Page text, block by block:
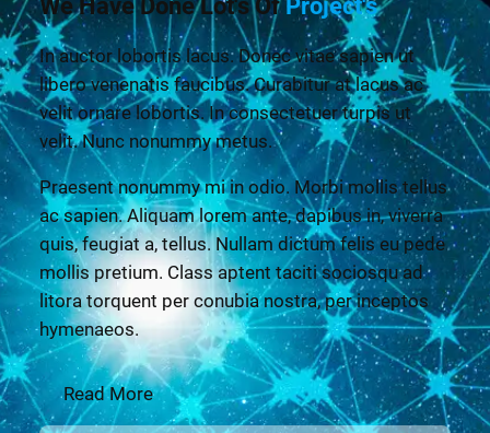
We Have Done Lot's OfProject's
In auctor lobortis lacus. Donec vitae sapien ut
libero venenatis faucibus. Curabitur at lacus ac
velit ornare lobortis. In consectetuer turpis ut
velit. Nunc nonummy metus.
Praesent nonummy mi in odio. Morbi mollis tellus
ac sapien. Aliquam lorem ante, dapibus in, viverra
quis, feugiat a, tellus. Nullam dictum felis eu pede
mollis pretium. Class aptent taciti sociosqu ad
litora torquent per conubia nostra, per inceptos
hymenaeos.
Read More